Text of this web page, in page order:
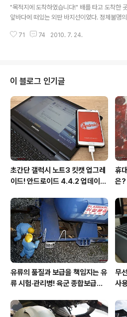
볼 수 있다. 이국적인 느낌이 물씬 풍기는 올리브
치 유럽으로 여행 온 기분을 느끼게 해주었다. "
튜나 샌드위치가 먹음직스럽게 자리잡고 있었다.
"목적지에 도착하였습니다!" 배를 타고 도착한
앞바다에 떠있는 외딴 바지선이었다. 정체불명
도잠수함이다. "잠수함이요?" "용궁 48호와 49
우도 앞바다의 수심이 30m인 것을 감안하며 해
하기에 충분하였다. 또한 잠수한 상태에서
하며 국내 최고의 이동거리를 자랑한다. "반갑
수함 위에서는 스킨스쿠버가 우리를 반갑게 맞이
잠수함을 타고 가는데 생뚱맞게 스킨스쿠버가
라는 의문도 들었지만 잠시후 그..
71 74 2010. 7. 24.
이 블로그 인기글
초간단 갤럭시 노트3 킷캣 업그레
이드! 안드로이드 4.4.2 업데이트
휴
은?
유류의 품질과 보급을 책임지는 유
류 시험·관리병! 육군 종합보급창
무
사